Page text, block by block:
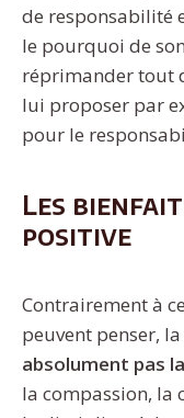
de responsabilité
le pourquoi de
réprimander tout
lui proposer par
pour le
Les
positive
Contrairement à
peuvent penser,
absolument pas
la compassion, la